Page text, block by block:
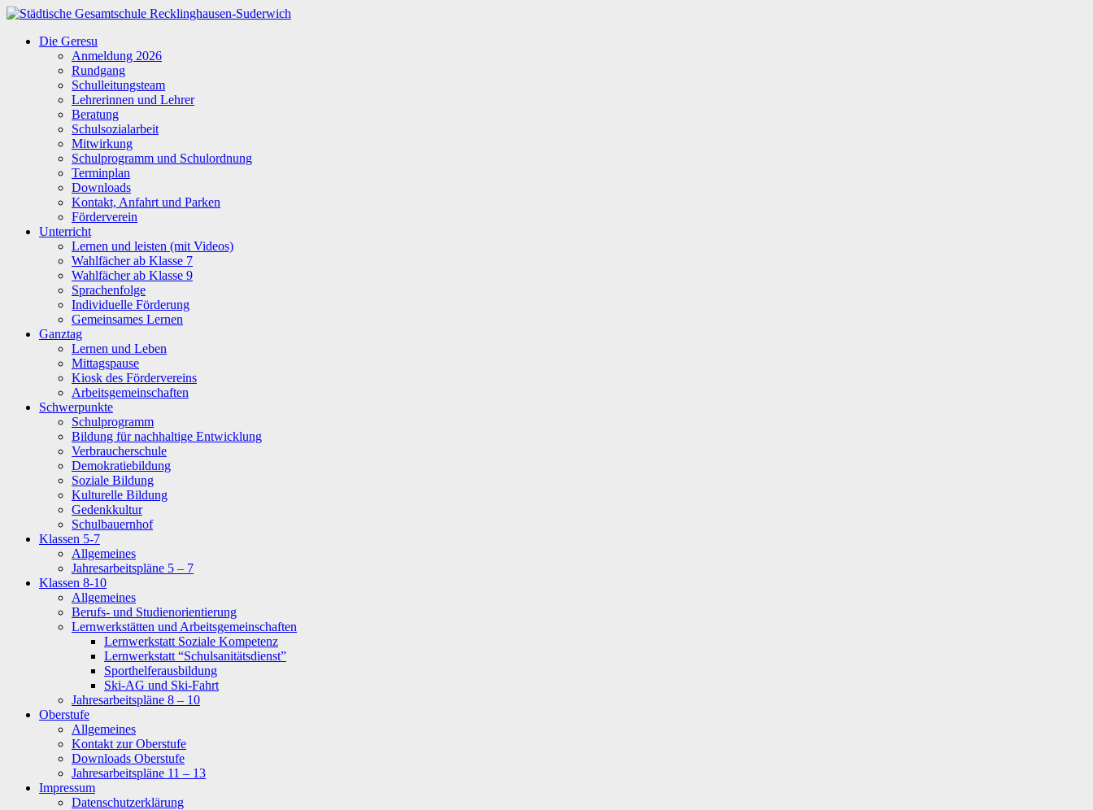
Zum
springen
Städtische
Gesamtschule
Recklinghausen-
Suderwich
Die Geresu
Anmeldung 2026
Rundgang
Schulleitungsteam
Lehrerinnen und Lehrer
Beratung
Schulsozialarbeit
Mitwirkung
Schulprogramm und Schulordnung
Terminplan
Downloads
Kontakt, Anfahrt und Parken
Förderverein
Unterricht
Lernen und leisten (mit Videos)
Wahlfächer ab Klasse 7
Wahlfächer ab Klasse 9
Sprachenfolge
Individuelle Förderung
Gemeinsames Lernen
Ganztag
Lernen und Leben
Mittagspause
Kiosk des Fördervereins
Arbeitsgemeinschaften
Schwerpunkte
Schulprogramm
Bildung für nachhaltige Entwicklung
Verbraucherschule
Demokratiebildung
Soziale Bildung
Kulturelle Bildung
Gedenkkultur
Schulbauernhof
Klassen 5-7
Allgemeines
Jahresarbeitspläne 5 – 7
Klassen 8-10
Allgemeines
Berufs- und Studienorientierung
Lernwerkstätten und Arbeitsgemeinschaften
Lernwerkstatt Soziale Kompetenz
Lernwerkstatt “Schulsanitätsdienst”
Sporthelferausbildung
Ski-AG und Ski-Fahrt
Jahresarbeitspläne 8 – 10
Oberstufe
Allgemeines
Kontakt zur Oberstufe
Downloads Oberstufe
Jahresarbeitspläne 11 – 13
Impressum
Datenschutzerklärung